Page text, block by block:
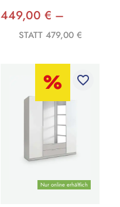
449,00 € –
STATT 479,00 €
Nur online erhältlich
favorite_border